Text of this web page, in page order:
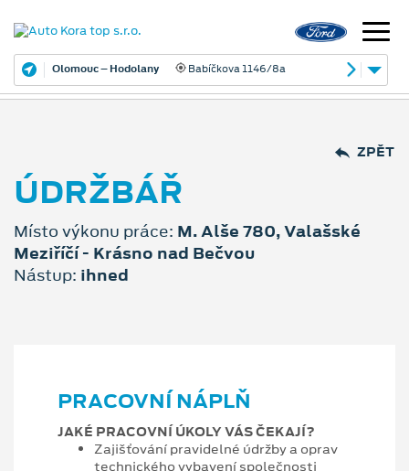
Olomouc – Hodolany Babíčkova 1146/8a
ZPĚT
ÚDRŽBÁŘ
Místo výkonu práce: M. Alše 780, Valašské
Meziříčí - Krásno nad Bečvou
Nástup: ihned
PRACOVNÍ NÁPLŇ
JAKÉ PRACOVNÍ ÚKOLY VÁS ČEKAJÍ?
Zajišťování pravidelné údržby a oprav
technického vybavení společnosti